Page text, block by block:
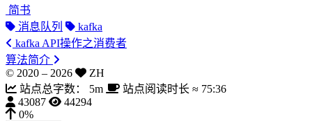
简书
消息队列
kafka
kafka API操作之消费者
算法简介
© 2020 – 2026
ZH
站点总字数：
5m 站点阅读时长 ≈ 75:36
43087
44294
0%